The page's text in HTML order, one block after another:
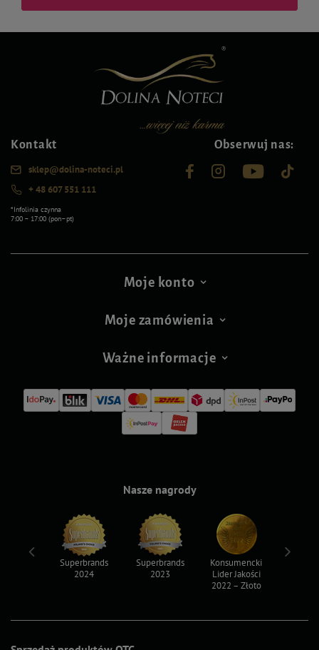
Kontakt
sklep@dolina-noteci.pl
+ 48 607 551 111
*Infolinia czynna
7:00 – 17:00 (pon–pt)
Obserwuj nas:
Moje konto
Moje zamówienia
Ważne informacje
Nasze nagrody
Superbrands
2024
Superbrands
2023
Konsumencki
Lider Jakości
2022 – Złoto